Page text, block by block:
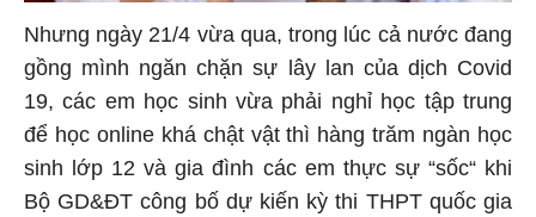
Nhưng ngày 21/4 vừa qua, trong lúc cả nước đang
gồng mình ngăn chặn sự lây lan của dịch Covid
19, các em học sinh vừa phải nghỉ học tập trung
để học online khá chật vật thì hàng trăm ngàn học
sinh lớp 12 và gia đình các em thực sự “sốc“ khi
Bộ GD&ĐT công bố dự kiến kỳ thi THPT quốc gia